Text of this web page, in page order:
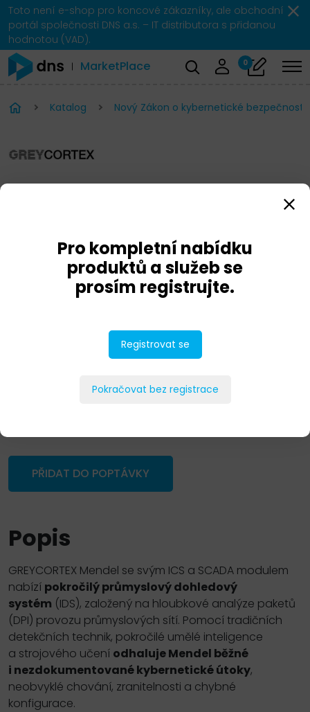
Toto není e-shop pro koncové zákazníky, ale obchodní
portál společnosti DNS a.s. – IT distributora s přidanou
hodnotou (VAD).
MarketPlace 0
Katalog Nový Zákon o kybernetické bezpečnosti
PŘIDAT DO POPTÁVKY
Popis
GREYCORTEX Mendel se svým ICS a SCADA modulem
nabízí pokročilý průmyslový dohledový
systém (IDS), založený na hloubkové analýze paketů
(DPI) provozu průmyslových sítí. Pomocí tradičních
detekčních technik, pokročilé umělé inteligence
a strojového učení odhaluje Mendel běžné
i nezdokumentované kybernetické útoky,
neobvyklé chování, zranitelnosti a chybné
konfigurace.
Pro kompletní nabídku
produktů a služeb se
prosím registrujte.
Registrovat se
Pokračovat bez registrace